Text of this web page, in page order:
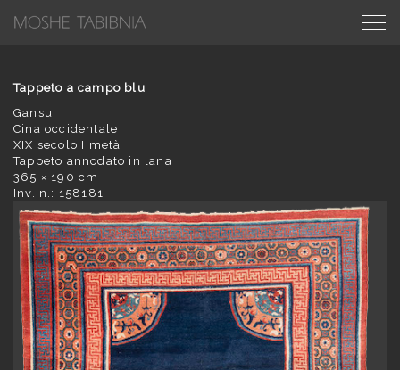
Tappeto a campo blu
Gansu
Cina occidentale
XIX secolo I metà
Tappeto annodato in lana
365 × 190 cm
Inv. n.: 158181